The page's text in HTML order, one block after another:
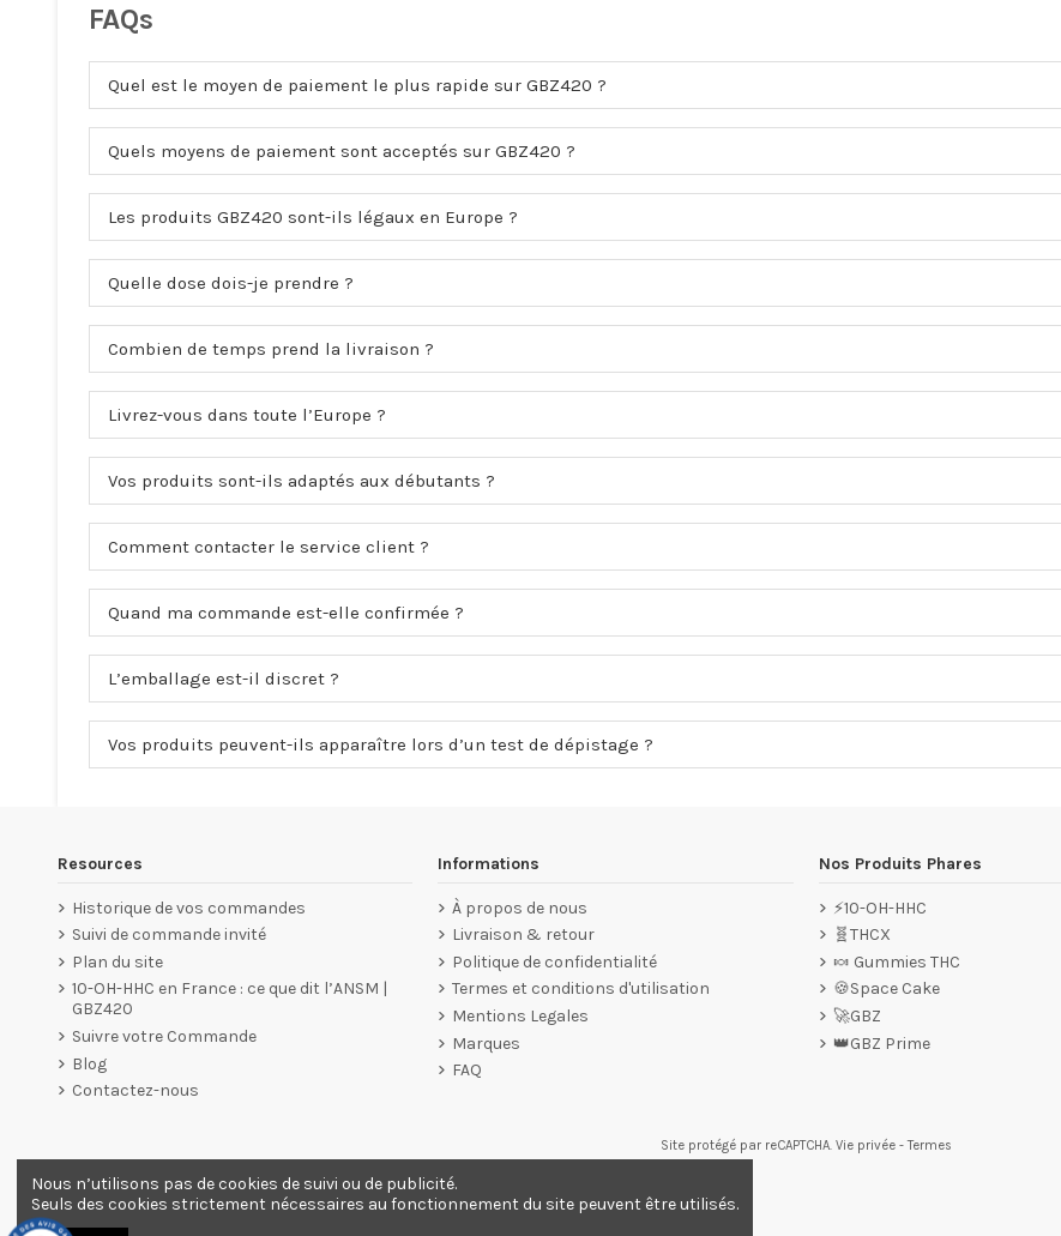
FAQs
Quel est le moyen de paiement le plus rapide sur GBZ420 ?
Quels moyens de paiement sont acceptés sur GBZ420 ?
Les produits GBZ420 sont-ils légaux en Europe ?
Quelle dose dois-je prendre ?
Combien de temps prend la livraison ?
Livrez-vous dans toute l’Europe ?
Vos produits sont-ils adaptés aux débutants ?
Comment contacter le service client ?
Quand ma commande est-elle confirmée ?
L’emballage est-il discret ?
Vos produits peuvent-ils apparaître lors d’un test de dépistage ?
Resources
Historique de vos commandes
Suivi de commande invité
Plan du site
10-OH-HHC en France : ce que dit l’ANSM |
GBZ420
Suivre votre Commande
Blog
Contactez-nous
Informations
À propos de nous
Livraison & retour
Politique de confidentialité
Termes et conditions d'utilisation
Mentions Legales
Marques
FAQ
Nos Produits Phares
⚡10-OH-HHC
🧬THCX
🍬 Gummies THC
🍪Space Cake
🚀GBZ
👑GBZ Prime
Site protégé par reCAPTCHA. Vie privée-Termes
Marchand approuvé par la Société des Avis Garantis,
Nous n’utilisons pas de cookies de suivi ou de publicité.
Seuls des cookies strictement nécessaires au fonctionnement du site peuvent être utilisés.